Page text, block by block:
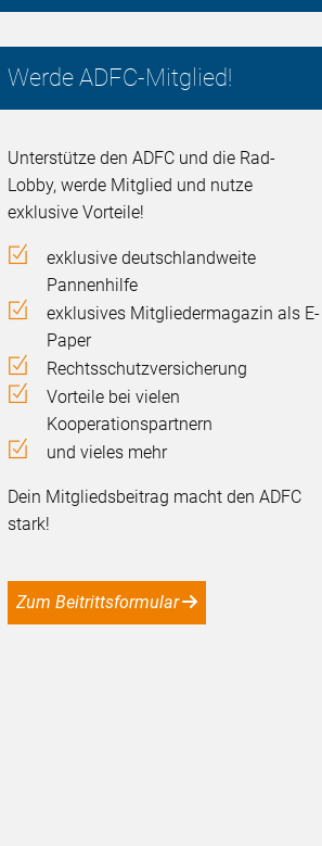
Werde ADFC-Mitglied!
Unterstütze den ADFC und die Rad-
Lobby, werde Mitglied und nutze
exklusive Vorteile!
exklusive deutschlandweite
Pannenhilfe
exklusives Mitgliedermagazin als E-
Paper
Rechtsschutzversicherung
Vorteile bei vielen
Kooperationspartnern
und vieles mehr
Dein Mitgliedsbeitrag macht den ADFC
stark!
Zum Beitrittsformular